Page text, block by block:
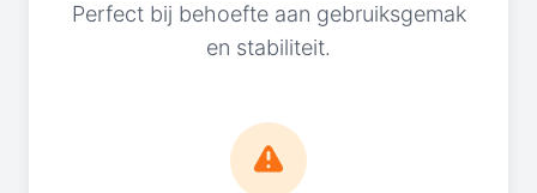
Perfect bij behoefte aan gebruiksgemak
en stabiliteit.